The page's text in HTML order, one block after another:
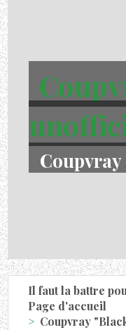
Coupvray
Il faut la battre
Page d'accueil
Coupvray